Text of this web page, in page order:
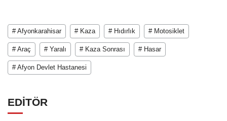
# Afyonkarahisar # Kaza # Hıdırlık # Motosiklet
# Araç # Yaralı # Kaza Sonrası # Hasar
# Afyon Devlet Hastanesi
EDİTÖR